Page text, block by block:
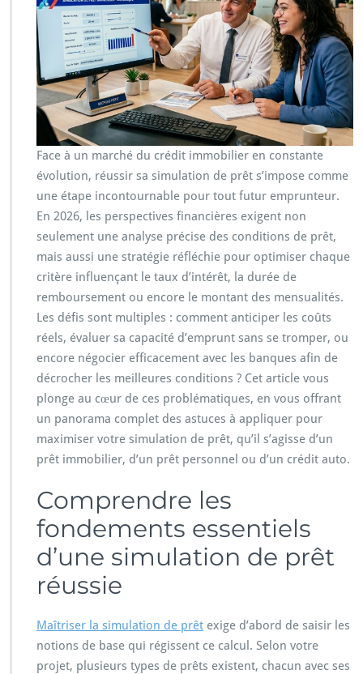
Face à un marché du crédit immobilier en constante
évolution, réussir sa simulation de prêt s’impose comme
une étape incontournable pour tout futur emprunteur.
En 2026, les perspectives financières exigent non
seulement une analyse précise des conditions de prêt,
mais aussi une stratégie réfléchie pour optimiser chaque
critère influençant le taux d’intérêt, la durée de
remboursement ou encore le montant des mensualités.
Les défis sont multiples : comment anticiper les coûts
réels, évaluer sa capacité d’emprunt sans se tromper, ou
encore négocier efficacement avec les banques afin de
décrocher les meilleures conditions ? Cet article vous
plonge au cœur de ces problématiques, en vous offrant
un panorama complet des astuces à appliquer pour
maximiser votre simulation de prêt, qu’il s’agisse d’un
prêt immobilier, d’un prêt personnel ou d’un crédit auto.
Comprendre les
fondements essentiels
d’une simulation de prêt
réussie
Maîtriser la simulation de prêt exige d’abord de saisir les
notions de base qui régissent ce calcul. Selon votre
projet, plusieurs types de prêts existent, chacun avec ses